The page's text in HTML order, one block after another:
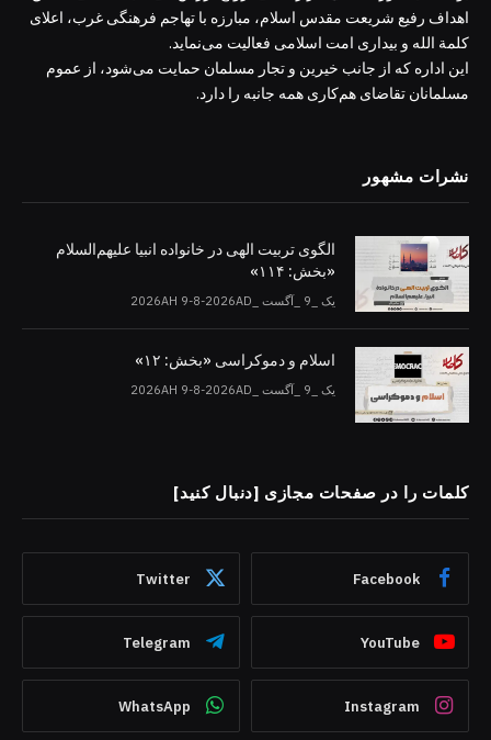
اهداف رفیع شریعت مقدس اسلام، مبارزه با تهاجم فرهنگی غرب، اعلای
کلمة الله و بیداری امت اسلامی فعالیت می‌نماید.
این اداره که از جانب خیرین و تجار مسلمان حمایت می‌شود، از عموم
مسلمانان تقاضای هم‌کاری همه جانبه را دارد.
نشرات مشهور
الگوی تربیت الهی در خانواده انبیا‌‌ علیهم‌السلام
«بخش: ۱۱۴»
یک _9 _آگست _2026AH 9-8-2026AD
اسلام و دموکراسی «بخش: ۱۲»
یک _9 _آگست _2026AH 9-8-2026AD
کلمات را در صفحات مجازی [دنبال کنید]
Facebook
Twitter
YouTube
Telegram
Instagram
WhatsApp